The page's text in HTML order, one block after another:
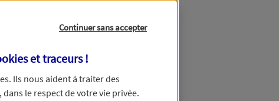
Continuer sans accepter
et traceurs!
. Ils nous aident à traiter des
le respect de votre vie privée.